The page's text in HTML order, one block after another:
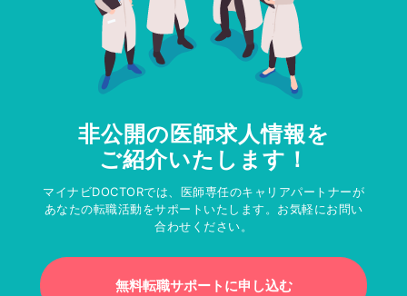
非公開の医師求人情報を
ご紹介いたします！
マイナビDOCTORでは、医師専任のキャリアパートナーが
あなたの転職活動をサポートいたします。お気軽にお問い
合わせください。
無料転職サポートに申し込む